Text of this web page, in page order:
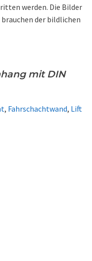
werden. Die Bilder
der bildlichen
mit DIN
, Fahrschachtwand, Lift